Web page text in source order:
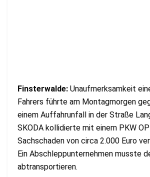
Finsterwalde: Unaufmerksamkeit
Fahrers führte am Montagmorgen
einem Auffahrunfall in der Straße
SKODA kollidierte mit einem PKW
Sachschaden von circa 2.000 Euro
Ein Abschleppunternehmen musste
abtransportieren.